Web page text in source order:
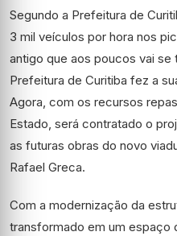
Segundo a Prefeitura de
3 mil veículos por hora nos
antigo que aos poucos vai
Prefeitura de Curitiba fez a
Agora, com os recursos
Estado, será contratado o
as futuras obras do novo
Rafael Greca.
Com a modernização da
transformado em um espaço